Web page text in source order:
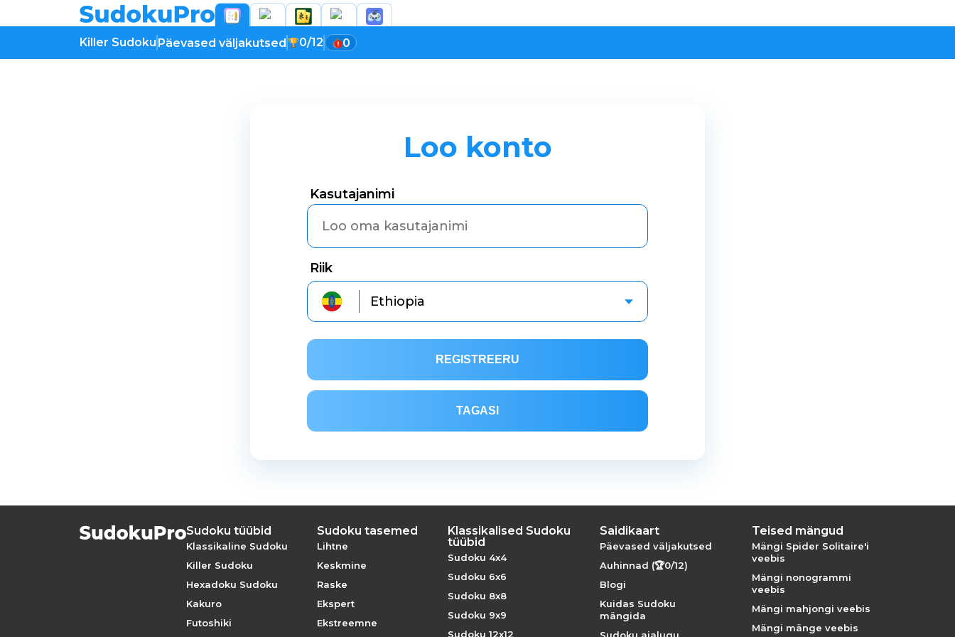
Killer Sudoku Päevased väljakutsed 0/12 0
Loo konto
Kasutajanimi
Riik
Ethiopia
REGISTREERU
TAGASI
Sudoku tüübid
Klassikaline Sudoku
Killer Sudoku
Hexadoku Sudoku
Kakuro
Futoshiki
Sudoku tasemed
Lihtne
Keskmine
Raske
Ekspert
Ekstreemne
Klassikalised Sudoku
tüübid
Sudoku 4x4
Sudoku 6x6
Sudoku 8x8
Sudoku 9x9
Sudoku 12x12
Saidikaart
Päevased väljakutsed
Auhinnad (🏆0/12)
Blogi
Kuidas Sudoku
mängida
Teised mängud
Mängi Spider Solitaire'i
veebis
Mängi nonogrammi
veebis
Mängi mahjongi veebis
Mängi mänge veebis